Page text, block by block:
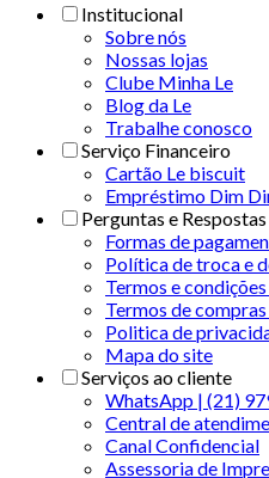
Institucional
Sobre nós
Nossas lojas
Clube Minha Le
Blog da Le
Trabalhe conosco
Serviço Financeiro
Cartão Le biscuit
Empréstimo Dim
Perguntas e Respostas
Formas de
Política de troca e
Termos e
Termos de
Politica de
Mapa do site
Serviços ao cliente
WhatsApp | (21)
Central de
Canal Confidencial
Assessoria de